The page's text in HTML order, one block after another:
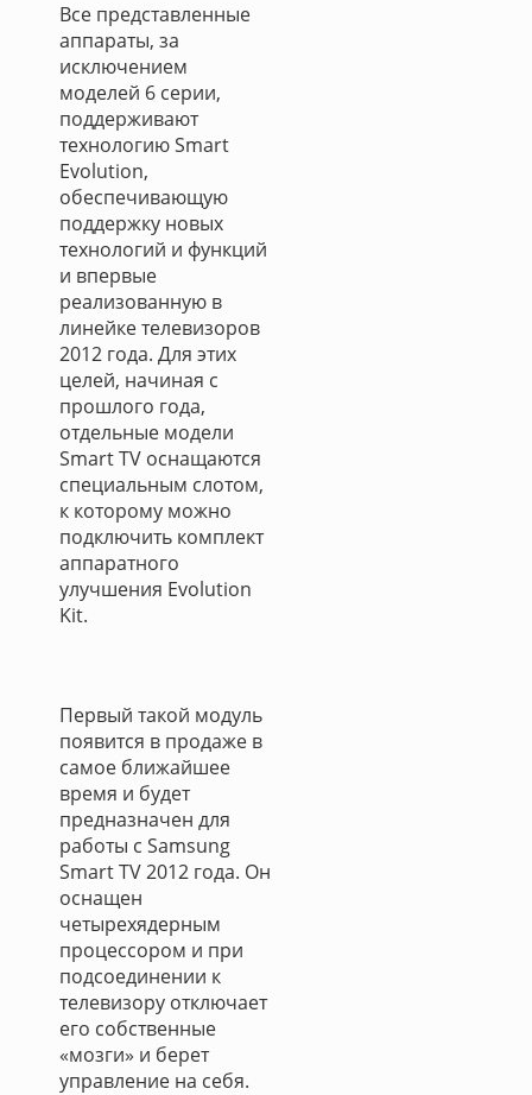
Все представленные
аппараты, за
исключением
моделей 6 серии,
поддерживают
технологию Smart
Evolution,
обеспечивающую
поддержку новых
технологий и функций
и впервые
реализованную в
линейке телевизоров
2012 года. Для этих
целей, начиная с
прошлого года,
отдельные модели
Smart TV оснащаются
специальным слотом,
к которому можно
подключить комплект
аппаратного
улучшения Evolution
Kit.
Первый такой модуль
появится в продаже в
самое ближайшее
время и будет
предназначен для
работы с Samsung
Smart TV 2012 года. Он
оснащен
четырехядерным
процессором и при
подсоединении к
телевизору отключает
его собственные
«мозги» и берет
управление на себя.